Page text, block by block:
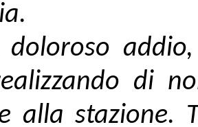
di
alla stazione.